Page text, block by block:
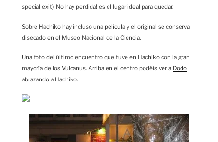
special exit). No hay perdida! es el lugar ideal para quedar.
Sobre Hachiko hay incluso una película y el original se conserva
disecado en el Museo Nacional de la Ciencia.
Una foto del último encuentro que tuve en Hachiko con la gran
mayoría de los Vulcanus. Arriba en el centro podéis ver a Dodo
abrazando a Hachiko.